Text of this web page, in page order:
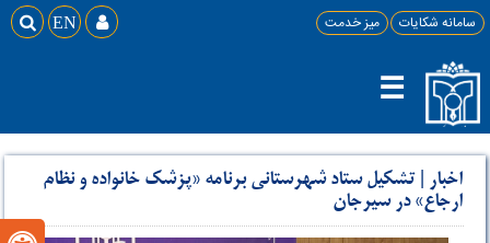
سامانه شکایات میز خدمت  EN 
☰
اخبار |تشکیل ستاد شهرستانی برنامه «پزشک خانواده و نظام
ارجاع» در سیرجان